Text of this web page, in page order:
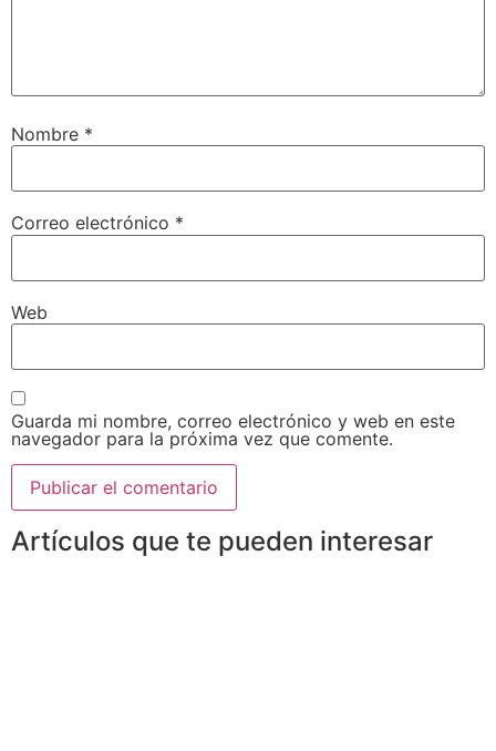
Nombre *
Correo electrónico *
Web
Guarda mi nombre, correo electrónico y web en este
navegador para la próxima vez que comente.
Artículos que te pueden interesar